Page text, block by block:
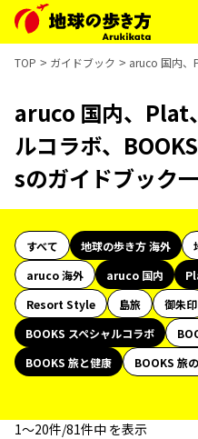
TOP ガイドブック aruco 国内、
aruco 国内、Plat
ルコラボ、
sのガイドブック
すべて 地球の歩き方 海外
aruco 海外
aruco 国内
Resort Style
島旅 御朱印
BOOKS スペシャルコラボ
BOOKS 旅と健康
BOOKS 旅
1〜20件/81件中 を表示